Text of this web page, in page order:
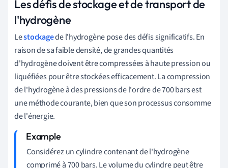
Les défis de stockage et de transport de
l'hydrogène
Lestockagede l'hydrogène pose des défis significatifs. En
raison de sa faible densité, de grandes quantités
d'hydrogène doivent être compressées à haute pression ou
liquéfiées pour être stockées efficacement. La compression
de l'hydrogène à des pressions de l'ordre de 700 bars est
une méthode courante, bien que son processus consomme
de l'énergie.
Considérez un cylindre contenant de l'hydrogène
comprimé à 700 bars. Le volume du cylindre peut être